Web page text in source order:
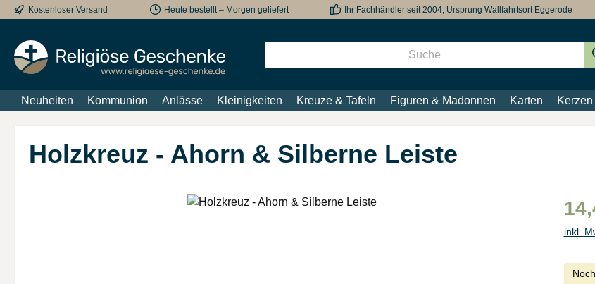
Hauptinhalt springen
Zur Suche springen
Zur Hauptnavigation springen
Kostenloser Versand Heute bestellt – Morgen geliefert Ihr Fachhändler seit 2004, Ursprung Wallfahrtsort Eggerode
Neuheiten Kommunion Anlässe Kleinigkeiten Kreuze & Tafeln Figuren & Madonnen Karten Kerzen
Holzkreuz - Ahorn & Silberne Leiste
inkl.